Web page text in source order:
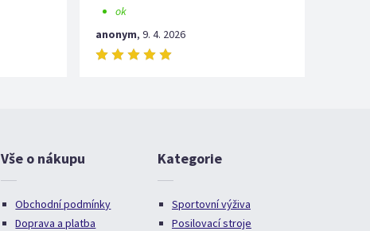
ok
anonym, 9. 4. 2026
Vše o nákupu
Obchodní podmínky
Doprava a platba
Kategorie
Sportovní výživa
Posilovací stroje